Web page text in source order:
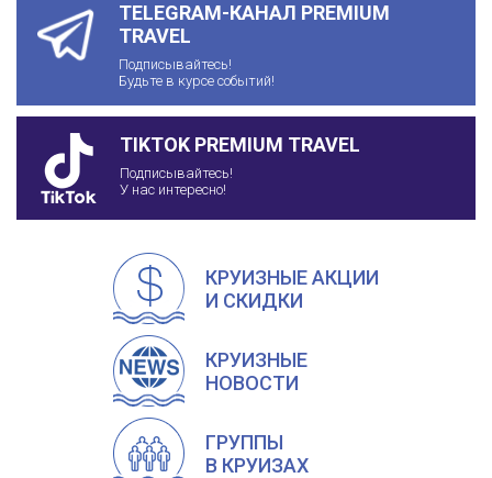
TELEGRAM-КАНАЛ PREMIUM
TRAVEL
Подписывайтесь!
Будьте в курсе событий!
TIKTOK PREMIUM TRAVEL
Подписывайтесь!
У нас интересно!
КРУИЗНЫЕ АКЦИИ
И СКИДКИ
КРУИЗНЫЕ
НОВОСТИ
ГРУППЫ
В КРУИЗАХ